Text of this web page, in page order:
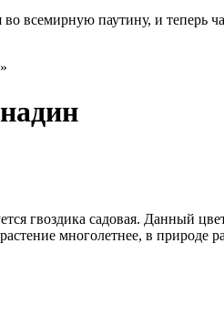
всемирную паутину, и теперь
»
гвоздика садовая. Данный
многолетнее, в природе